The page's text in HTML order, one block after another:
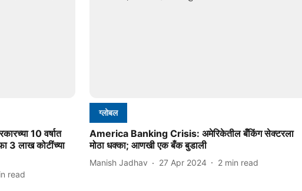
10 वर्षात
3 लाख कोटींच्या
read
ग्लोबल
America Banking Crisis: अमेरिकेतील बँकिंग सेक्टरला
मोठा धक्का; आणखी एक बँक बुडाली
Manish Jadhav 27 Apr 2024 2 min read